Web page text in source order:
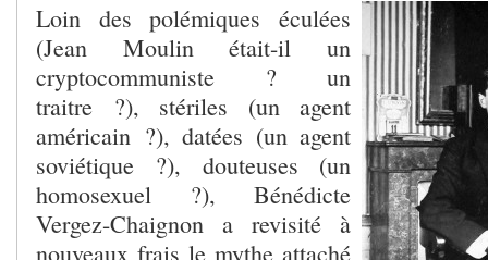
Loin des polémiques éculées
(Jean Moulin était-il un
cryptocommuniste ? un
traitre ?), stériles (un agent
américain ?), datées (un agent
soviétique ?), douteuses (un
homosexuel ?), Bénédicte
Vergez-Chaignon a revisité à
nouveaux frais le mythe attaché